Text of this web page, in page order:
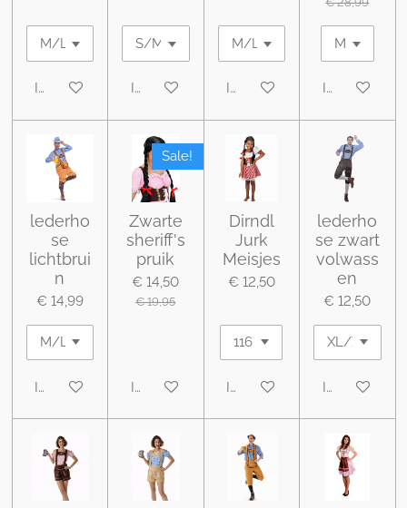
In winkelwagen In winkelwagen In winkelwagen In
lederho
se
lichtbrui
n
€ 14,99
In winkelwagen
Sale!
Zwarte
sheriff's
pruik
€ 14,50
€ 19,95
In winkelwagen
Dirndl
Jurk
Meisjes
€ 12,50
In winkelwagen
lederho
se zwart
volwass
en
€ 12,50
In